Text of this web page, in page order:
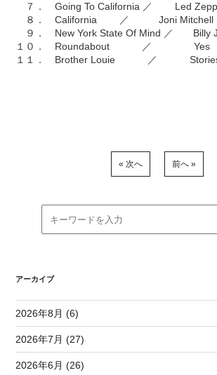
７． Going To California ／ Led
８． California ／ Joni
９． New York State Of Mind ／ Billy
１０． Roundabout ／
１１． Brother Louie ／
« 次へ 前へ »
アーカイブ
2026年8月 (6)
2026年7月 (27)
2026年6月 (26)